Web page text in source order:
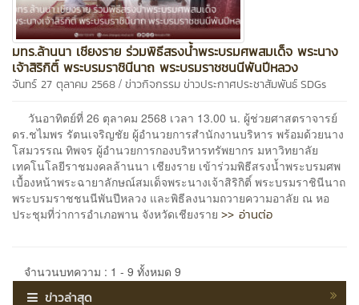
มทร.ล้านนา เชียงราย ร่วมพิธีสรงน้ำพระบรมศพสมเด็จ พระนาง
เจ้าสิริกิติ์ พระบรมราชินีนาถ พระบรมราชชนนีพันปีหลวง
จันทร์ 27 ตุลาคม 2568 / ข่าวกิจกรรมข่าวประกาศประชาสัมพันธ์SDGs
วันอาทิตย์ที่ 26 ตุลาคม 2568 เวลา 13.00 น. ผู้ช่วยศาสตราจารย์
ดร.ชไมพร รัตนเจริญชัย ผู้อำนวยการสำนักงานบริหาร พร้อมด้วยนาง
โสมวรรณ ทิพจร ผู้อำนวยการกองบริหารทรัพยากร มหาวิทยาลัย
เทคโนโลยีราชมงคลล้านนา เชียงราย เข้าร่วมพิธีสรงน้ำพระบรมศพ
เบื้องหน้าพระฉายาลักษณ์สมเด็จพระนางเจ้าสิริกิติ์ พระบรมราชินีนาถ
พระบรมราชชนนีพันปีหลวง และพิธีลงนามถวายความอาลัย ณ หอ
ประชุมที่ว่าการอำเภอพาน จังหวัดเชียงราย >> อ่านต่อ
จำนวนบทความ : 1 - 9 ทั้งหมด 9
ข่าวล่าสุด